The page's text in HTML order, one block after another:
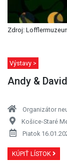
Zdroj:
Výstavy >
Andy &
Organizátor
Košice-Staré
Piatok
KÚPIŤ LÍSTOK